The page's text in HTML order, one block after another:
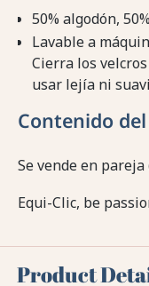
50% algodón,
Lavable a
Cierra los
usar lejía ni
Contenido
Se vende en pareja
Equi-Clic, be
Product